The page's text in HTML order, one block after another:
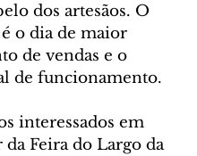
dos artesãos. O
o dia de maior
de vendas e o
de funcionamento.
interessados em
Feira do Largo da